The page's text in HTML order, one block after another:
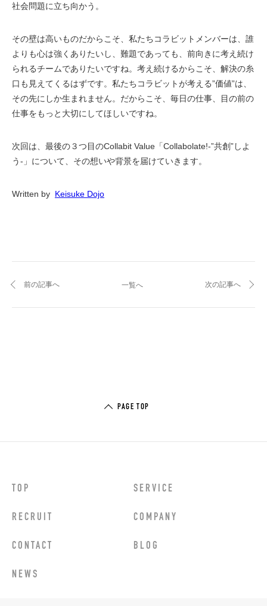
社会問題に立ち向かう。
その壁は高いものだからこそ、私たちコラビットメンバーは、誰
よりも心は強くありたいし、難題であっても、前向きに考え続け
られるチームでありたいですね。考え続けるからこそ、解決の糸
口も見えてくるはずです。私たちコラビットが考える”価値”は、
その先にしか生まれません。だからこそ、毎日の仕事、目の前の
仕事をもっと大切にしてほしいですね。
次回は、最後の３つ目のCollabit Value「Collabolate!-”共創”しよ
う-」について、その想いや背景を届けていきます。
Written by Keisuke Dojo
前の記事へ 一覧へ 次の記事へ
PAGE TOP
TOP SERVICE
RECRUIT COMPANY
CONTACT BLOG
NEWS